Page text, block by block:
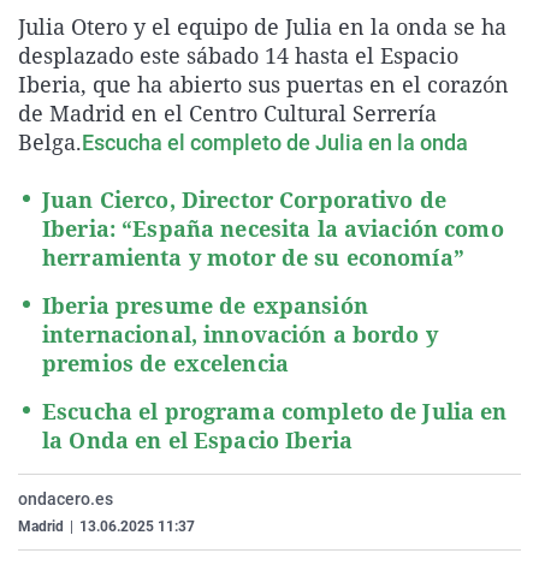
La rosa de los vientos
Gente viajera
Como el perro y el
Caso
Retornados
Equipo de
Operación Viuda
Extremadura
Galicia
La Rioja
Navarra
País Vasco
Virales
Televisión
Elecciones
Julia Otero y el equipo de Julia en la onda se ha
desplazado este sábado 14 hasta el Espacio
Iberia, que ha abierto sus puertas en el corazón
de Madrid en el Centro Cultural Serrería
Belga.Escucha el completo de Julia en la onda
Juan Cierco, Director Corporativo de
Iberia: “España necesita la aviación como
herramienta y motor de su economía”
Iberia presume de expansión
internacional, innovación a bordo y
premios de excelencia
Escucha el programa completo de Julia en
la Onda en el Espacio Iberia
ondacero.es
Madrid 13.06.2025 11:37